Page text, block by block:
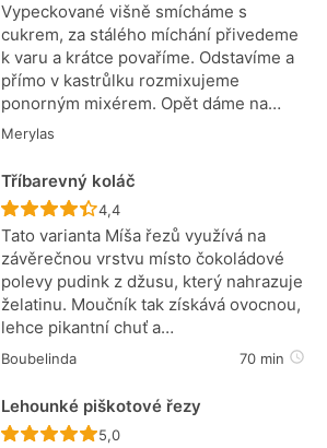
Vypeckované višně smícháme s
cukrem, za stálého míchání přivedeme
k varu a krátce povaříme. Odstavíme a
přímo v kastrůlku rozmixujeme
ponorným mixérem. Opět dáme na…
Merylas
Tříbarevný koláč
Recept ještě nebyl hodnocen
4,4
Tato varianta Míša řezů využívá na
závěrečnou vrstvu místo čokoládové
polevy pudink z džusu, který nahrazuje
želatinu. Moučník tak získává ovocnou,
lehce pikantní chuť a…
Boubelinda 70 min
Lehounké piškotové řezy
Recept ještě nebyl hodnocen
5,0